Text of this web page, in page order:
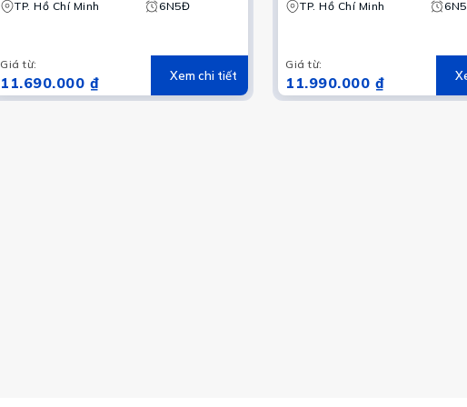
Sơn La - Mộc Châu | Thưởng
TP. Hồ Chí Minh 6N5Đ
Giá từ:
11.690.000 ₫ Xem chi tiết
Cú – Đồng Văn – Làng Lô
TP. Hồ Chí Minh
Giá từ:
11.990.000 ₫